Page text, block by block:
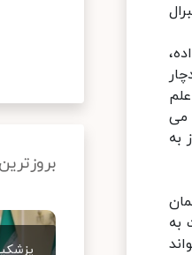
می
به
به
بروزترین